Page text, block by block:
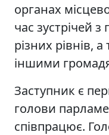
органах
час зустрічей
різних рівнів,
іншими
Заступник є
голови
співпрацює.